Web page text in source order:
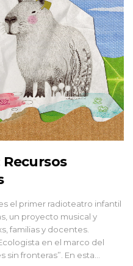
el primer radioteatro infantil
un proyecto musical y
familias y docentes.
en el marco del
sin fronteras”. En esta...